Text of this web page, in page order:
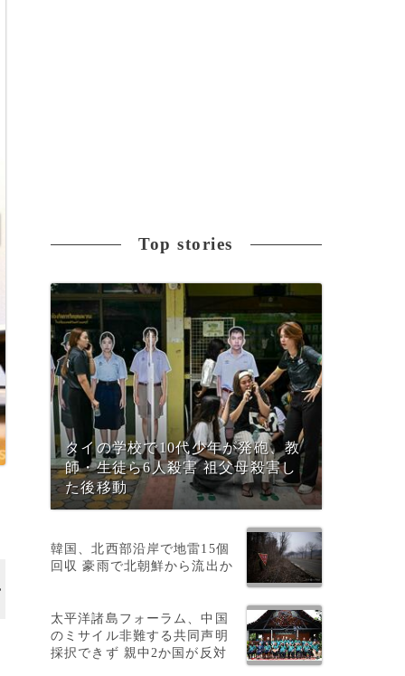
Top stories
タイの学校で10代少年が発砲、教
師・生徒ら6人殺害 祖父母殺害し
た後移動
韓国、北西部沿岸で地雷15個
回収 豪雨で北朝鮮から流出か
太平洋諸島フォーラム、中国
のミサイル非難する共同声明
採択できず 親中2か国が反対